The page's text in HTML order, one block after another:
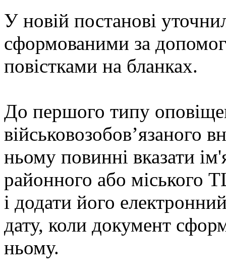
У новій постанові
сформованими за
повістками на бланках.
До першого типу
військовозобов’язаного
ньому повинні вказати
районного або міського
і додати його
дату, коли документ
ньому.